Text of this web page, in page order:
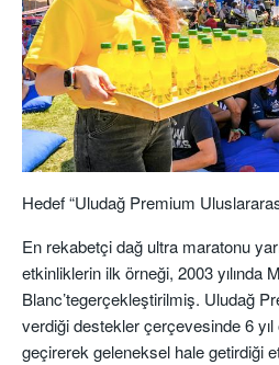
Hedef “Uludağ Premium
En rekabetçi dağ ultra maratonu
etkinliklerin ilk örneği, 2003 yılında
Blanc’tegerçekleştirilmiş. Uludağ
verdiği destekler çerçevesinde 6
geçirerek geleneksel hale getirdiği